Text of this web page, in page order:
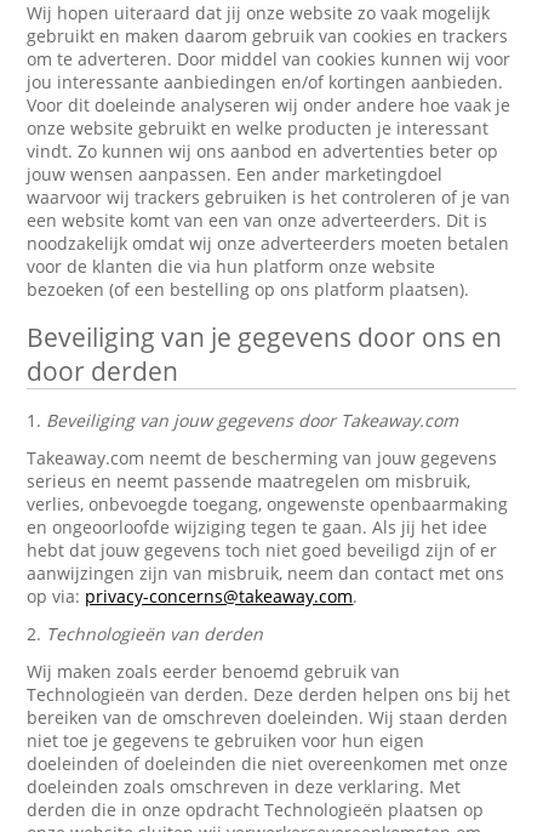
Wij hopen uiteraard dat jij onze website zo vaak mogelijk
gebruikt en maken daarom gebruik van cookies en trackers
om te adverteren. Door middel van cookies kunnen wij voor
jou interessante aanbiedingen en/of kortingen aanbieden.
Voor dit doeleinde analyseren wij onder andere hoe vaak je
onze website gebruikt en welke producten je interessant
vindt. Zo kunnen wij ons aanbod en advertenties beter op
jouw wensen aanpassen. Een ander marketingdoel
waarvoor wij trackers gebruiken is het controleren of je van
een website komt van een van onze adverteerders. Dit is
noodzakelijk omdat wij onze adverteerders moeten betalen
voor de klanten die via hun platform onze website
bezoeken (of een bestelling op ons platform plaatsen).
Beveiliging van je gegevens door ons en
door derden
1. Beveiliging van jouw gegevens door Takeaway.com
Takeaway.com neemt de bescherming van jouw gegevens
serieus en neemt passende maatregelen om misbruik,
verlies, onbevoegde toegang, ongewenste openbaarmaking
en ongeoorloofde wijziging tegen te gaan. Als jij het idee
hebt dat jouw gegevens toch niet goed beveiligd zijn of er
aanwijzingen zijn van misbruik, neem dan contact met ons
op via: privacy-concerns@takeaway.com.
2. Technologieën van derden
Wij maken zoals eerder benoemd gebruik van
Technologieën van derden. Deze derden helpen ons bij het
bereiken van de omschreven doeleinden. Wij staan derden
niet toe je gegevens te gebruiken voor hun eigen
doeleinden of doeleinden die niet overeenkomen met onze
doeleinden zoals omschreven in deze verklaring. Met
derden die in onze opdracht Technologieën plaatsen op